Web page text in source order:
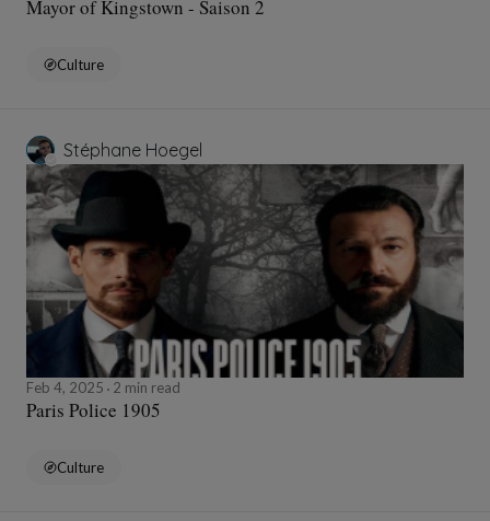
Mayor of Kingstown - Saison 2
Culture
Stéphane Hoegel
Feb 4, 2025 2 min read
Paris Police 1905
Culture